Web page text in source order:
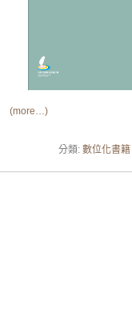
(more…)
分類: 數位化書籍